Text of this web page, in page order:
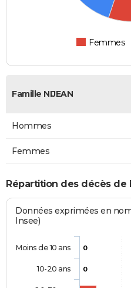
Femmes
Famille NIJEAN
Hommes
Femmes
Répartition des décès de
Données exprimées en
Insee)
0
0
Moins de 10 ans
10-20 ans